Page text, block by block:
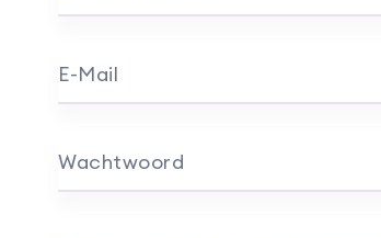
E-Mail
Wachtwoord